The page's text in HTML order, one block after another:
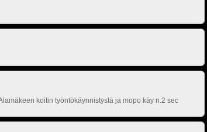
koitin työntökäynnistystä ja mopo käy n.2 sec